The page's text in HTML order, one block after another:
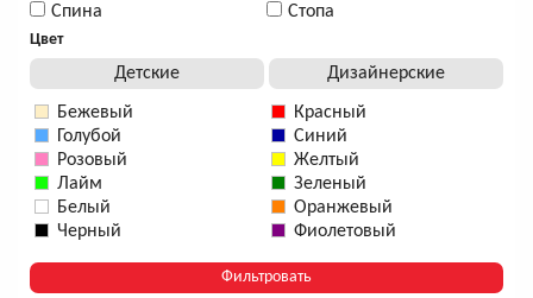
Спина
Стопа
Цвет
Детские Дизайнерские
Бежевый
Голубой
Розовый
Лайм
Белый
Черный
Красный
Синий
Желтый
Зеленый
Оранжевый
Фиолетовый